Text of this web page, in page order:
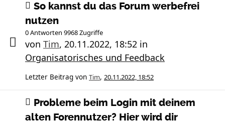
So kannst du das Forum werbefrei
nutzen
0 Antworten 9968 Zugriffe
von Tim, 20.11.2022, 18:52 in
Organisatorisches und Feedback
Letzter Beitrag von Tim, 20.11.2022, 18:52
Probleme beim Login mit deinem
alten Forennutzer? Hier wird dir